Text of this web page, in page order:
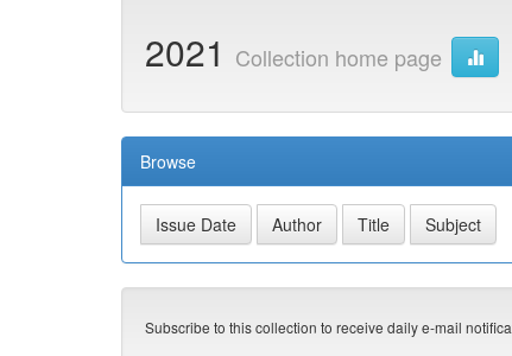
2021 Collection home page
Browse
Subscribe to this collection to receive daily e-mail